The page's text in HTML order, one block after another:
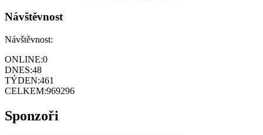
Návštěvnost
Návštěvnost:
ONLINE:0
DNES:48
TÝDEN:461
CELKEM:969296
Sponzoři